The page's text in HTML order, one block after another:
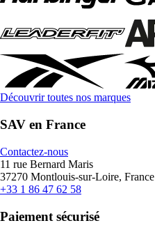
Découvrir toutes nos marques
SAV en France
Contactez-nous
11 rue Bernard Maris
37270 Montlouis-sur-Loire, France
+33 1 86 47 62 58
Paiement sécurisé